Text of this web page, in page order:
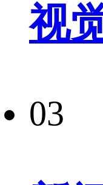
视
03